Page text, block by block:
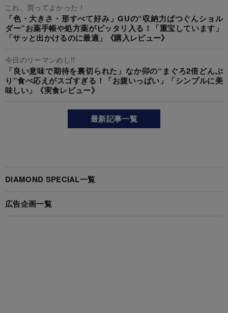
これ、買ってよかった！
「色・大きさ・形すべて好み」GUの“収納力ばつぐんショル
ダー”お薬手帳や処方薬がピッタリ入る！「重宝しています」
「サッと出かけるのに最適」《購入レビュー》
今日のリーマンめし!!
「良い意味で期待を裏切られた」なか卯の“まぐろ2倍どんぶ
り”食べ応えがスゴすぎる！「お腹いっぱい」「シンプルに美
味しい」《実食レビュー》
最新記事一覧
DIAMOND SPECIAL一覧
広告企画一覧